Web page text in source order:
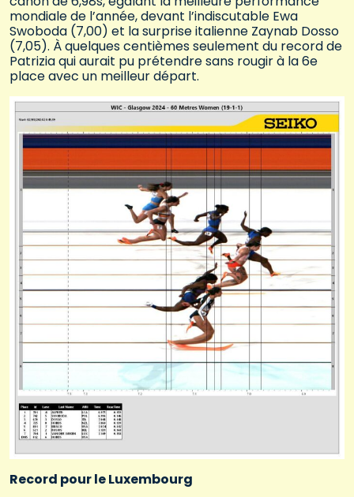
mondiale de l’année, devant l’indiscutable Ewa
Swoboda (7,00) et la surprise italienne Zaynab Dosso
(7,05). À quelques centièmes seulement du record de
Patrizia qui aurait pu prétendre sans rougir à la 6e
place avec un meilleur départ.
Record pour le Luxembourg